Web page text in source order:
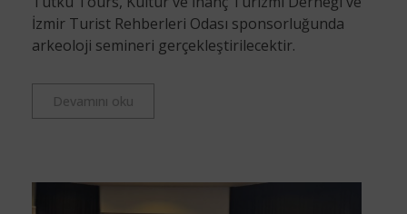
İzmir Turist Rehberleri Odası sponsorluğunda
arkeoloji semineri gerçekleştirilecektir.
Devamını oku